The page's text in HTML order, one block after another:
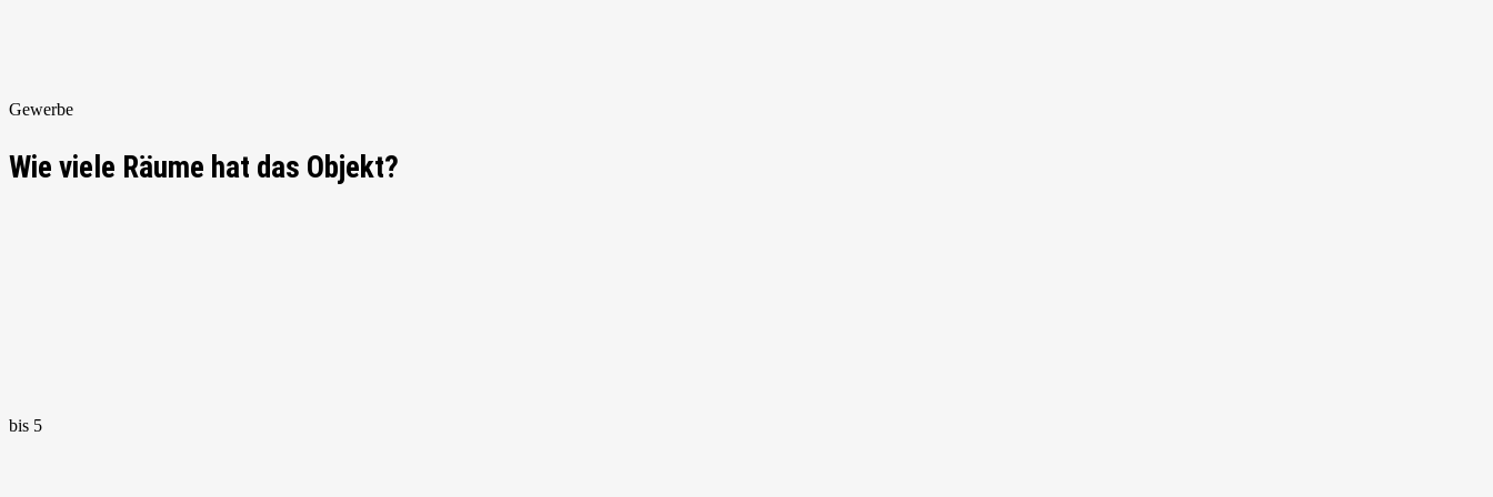
Gewerbe
Wie viele Räume hat das Objekt?
bis 5